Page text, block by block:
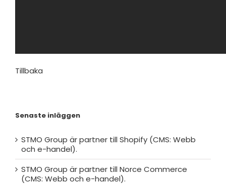
Tillbaka
Senaste inläggen
STMO Group är partner till Shopify (CMS: Webb
och e-handel).
STMO Group är partner till Norce Commerce
(CMS: Webb och e-handel).